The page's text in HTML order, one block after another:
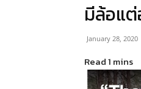
มีล้อแต่
January 28, 2020